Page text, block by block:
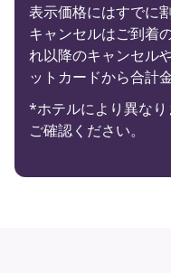
表示価格にはすでに
キャンセルはご到着
れ以降のキャンセル
ットカードから合計
*ホテルにより異な
ご確認ください。